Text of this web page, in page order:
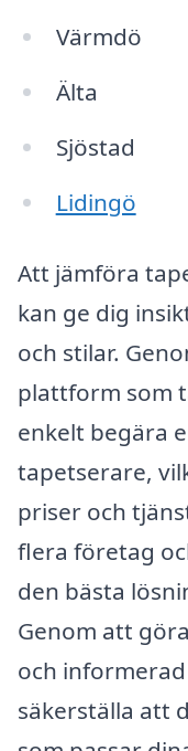
Värmdö
Älta
Sjöstad
Lidingö
Att jämföra
kan ge dig
och stilar.
plattform som
enkelt begära
tapetserare,
priser och
flera företag
den bästa
Genom att
och
säkerställa att